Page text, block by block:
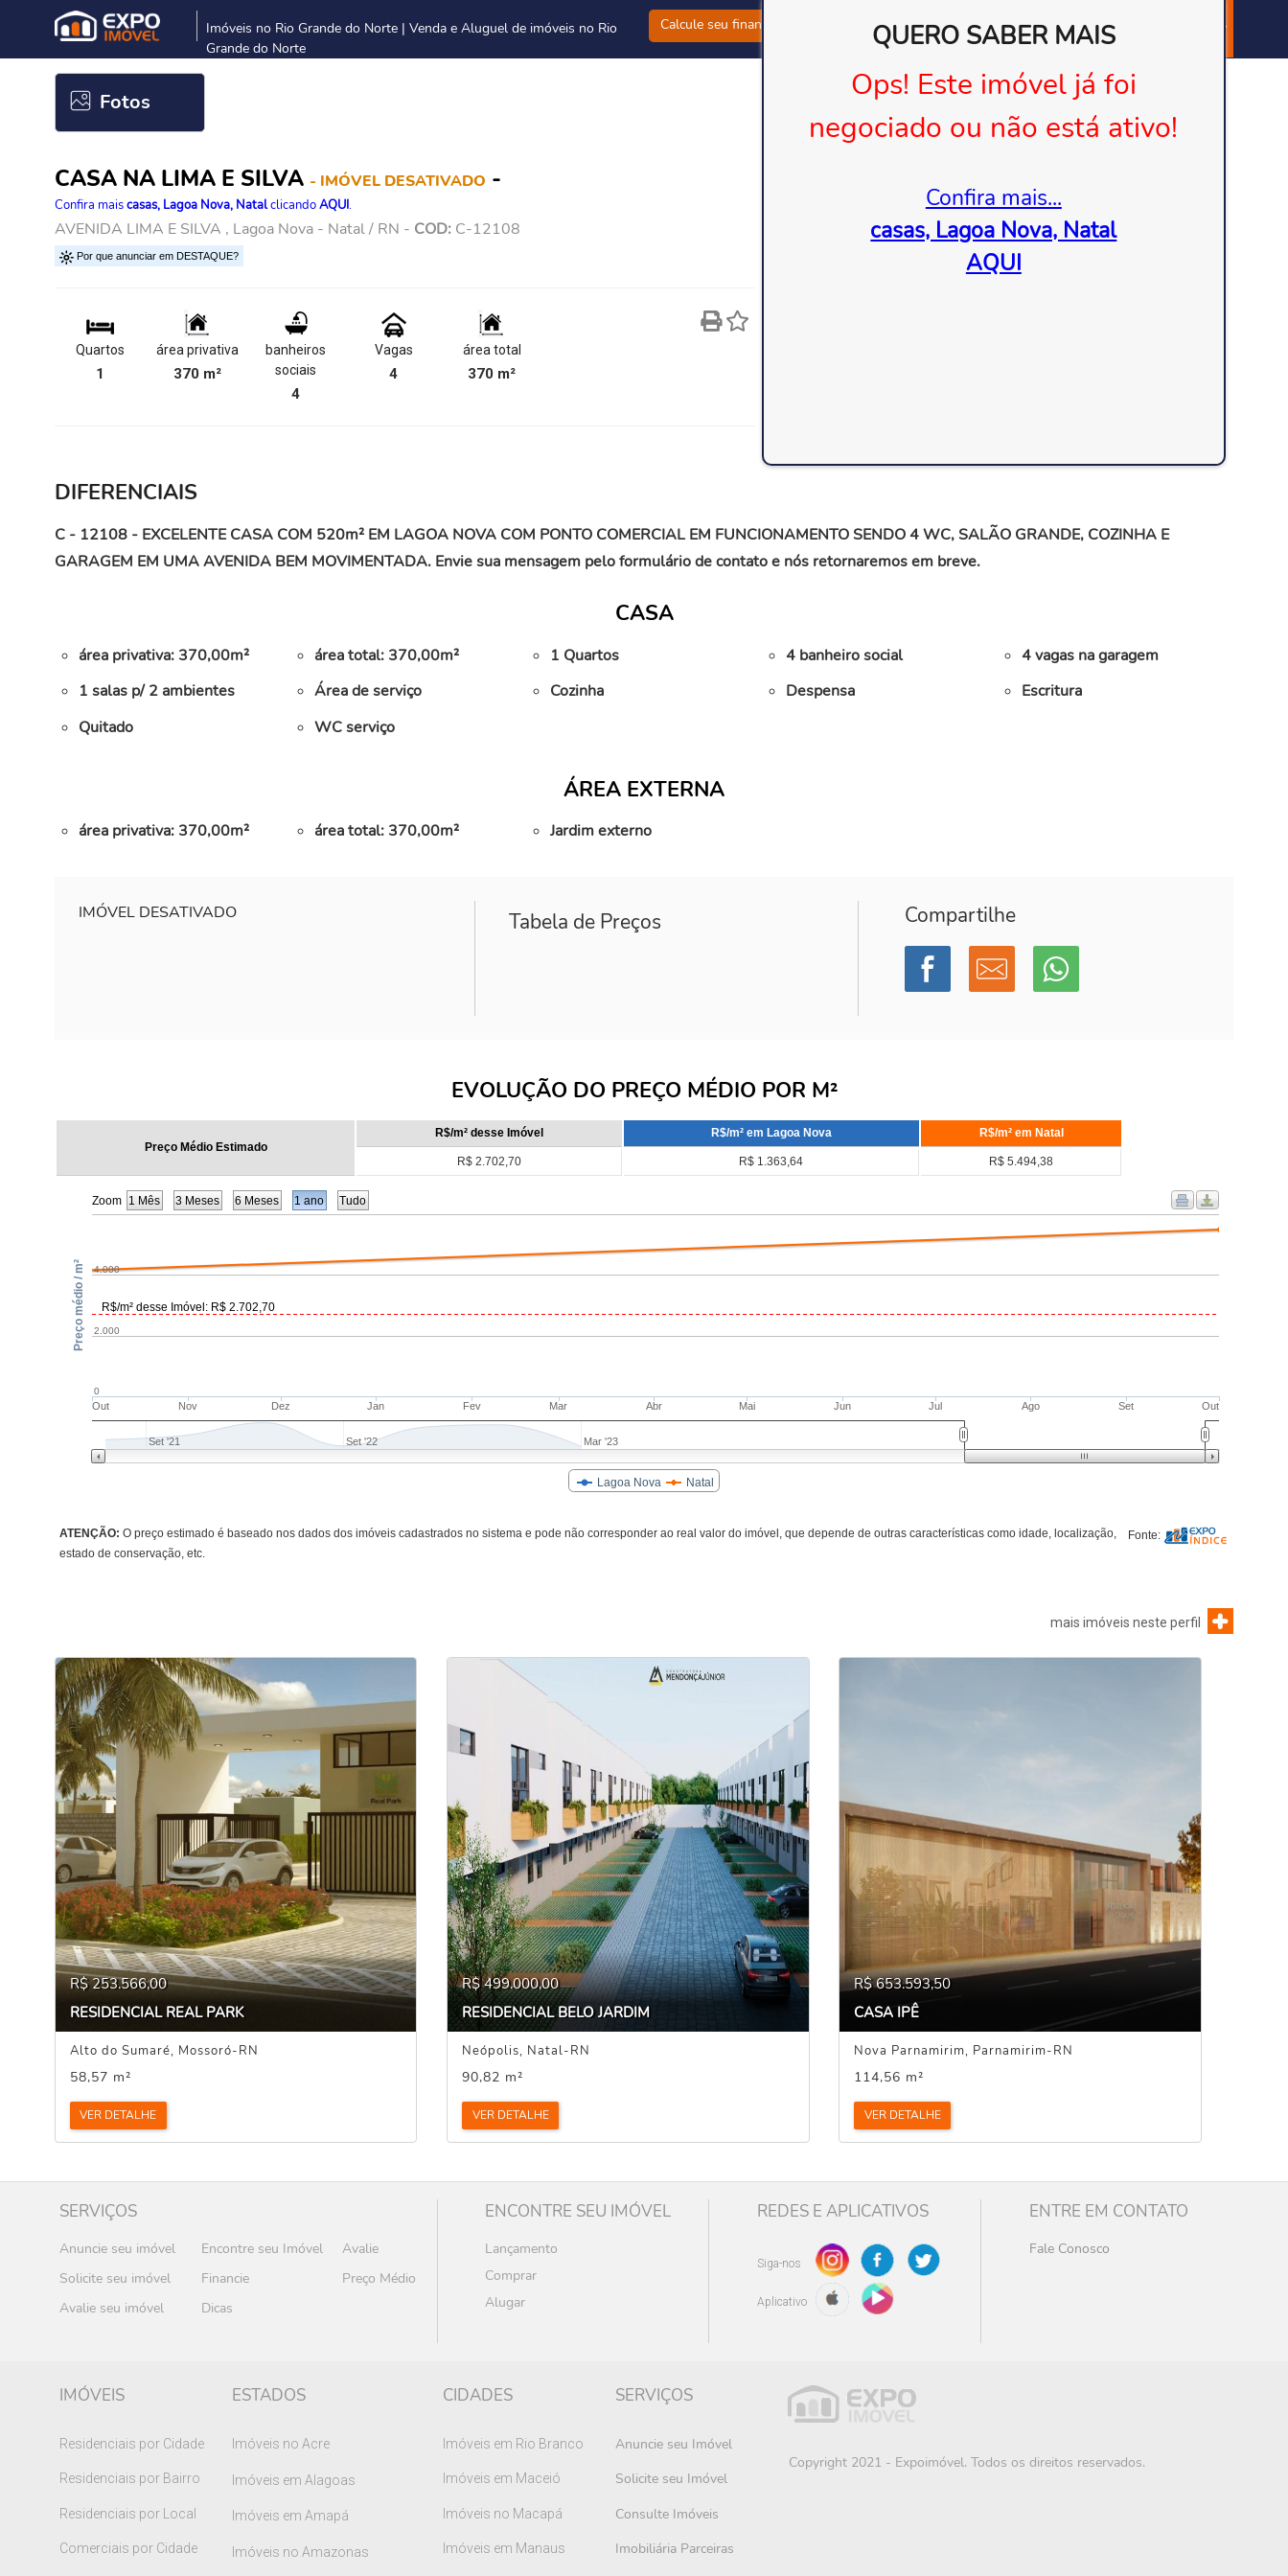
Imóveis no Rio Grande do Norte | Venda e Aluguel de imóveis no Rio
Grande do Norte
Calcule seu financiamento Quero Anunciar
MINHA CONTA
Você está em:
Fotos
CASA NA LIMA E SILVA - IMÓVEL DESATIVADO -
Confira maiscasas, Lagoa Nova, NatalclicandoAQUI.
AVENIDA LIMA E SILVA , Lagoa Nova - Natal / RN - COD: C-12108
Por que anunciar em DESTAQUE?
Quartos
1
área privativa
370 m²
banheiros
sociais
4
Vagas
4
área total
370 m²
QUERO SABER MAIS
Ops! Este imóvel já foi
negociado ou não está ativo!
Confira mais...
casas, Lagoa Nova, Natal
AQUI
DIFERENCIAIS
C - 12108 - EXCELENTE CASA COM 520m² EM LAGOA NOVA COM PONTO COMERCIAL EM FUNCIONAMENTO SENDO 4 WC, SALÃO GRANDE, COZINHA E
GARAGEM EM UMA AVENIDA BEM MOVIMENTADA. Envie sua mensagem pelo formulário de contato e nós retornaremos em breve.
CASA
área privativa: 370,00m² área total: 370,00m² 1 Quartos 4 banheiro social
4 vagas na garagem
1 salas p/ 2 ambientes
Área de serviço Cozinha Despensa
Escritura
Quitado
WC serviço
ÁREA EXTERNA
área privativa: 370,00m² área total: 370,00m² Jardim externo
IMÓVEL DESATIVADO Tabela de Preços Compartilhe
EVOLUÇÃO DO PREÇO MÉDIO POR M²
mais imóveis neste perfil
R$ 253.566,00
RESIDENCIAL REAL PARK
Alto do Sumaré, Mossoró-RN
58,57 m²
VER DETALHE
R$ 499.000,00
RESIDENCIAL BELO JARDIM
Neópolis, Natal-RN
90,82 m²
VER DETALHE
R$ 653.593,50
CASA IPÊ
Nova Parnamirim, Parnamirim-RN
114,56 m²
VER DETALHE
R$ 510.630,00
RESIDENCIAL BELO JARDIM
Neópolis, Natal-RN
SERVIÇOS
Anuncie seu imóvel Encontre seu Imóvel
Avalie
Solicite seu imóvel
Financie
Preço Médio
Avalie seu imóvel
Dicas
ENCONTRE SEU IMÓVEL
Lançamento
Comprar
Alugar
REDES E APLICATIVOS
Siga-nos
Aplicativo
ENTRE EM CONTATO
Fale Conosco
IMÓVEIS
Residenciais por Cidade
Residenciais por Bairro
Residenciais por Local
Comerciais por Cidade
ESTADOS
Imóveis no Acre
Imóveis em Alagoas
Imóveis em Amapá
Imóveis no Amazonas
CIDADES
Imóveis em Rio Branco
Imóveis em Maceió
Imóveis no Macapá
Imóveis em Manaus
SERVIÇOS
Anuncie seu Imóvel
Solicite seu Imóvel
Consulte Imóveis
Imobiliária Parceiras
Copyright 2021 - Expoimóvel. Todos os direitos reservados.